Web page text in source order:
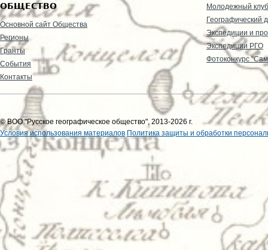
ОБЩЕСТВО
Основной сайт Общества
Регионы
Гранты
События
Контакты
Молодежный клуб
Географический
Экспедиции и
Экспедиции РГО
Фотоконкурс
© ВОО "Русское географическое общество", 2013-2026 г.
Условия использования материалов Политика защиты и обработки